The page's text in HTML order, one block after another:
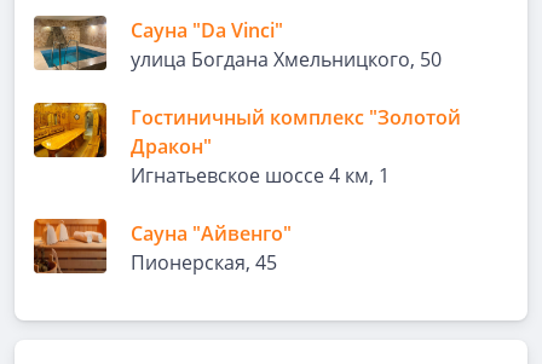
Сауна "Da Vinci"
улица Богдана Хмельницкого, 50
Гостиничный комплекс "Золотой
Дракон"
Игнатьевское шоссе 4 км, 1
Сауна "Айвенго"
Пионерская, 45